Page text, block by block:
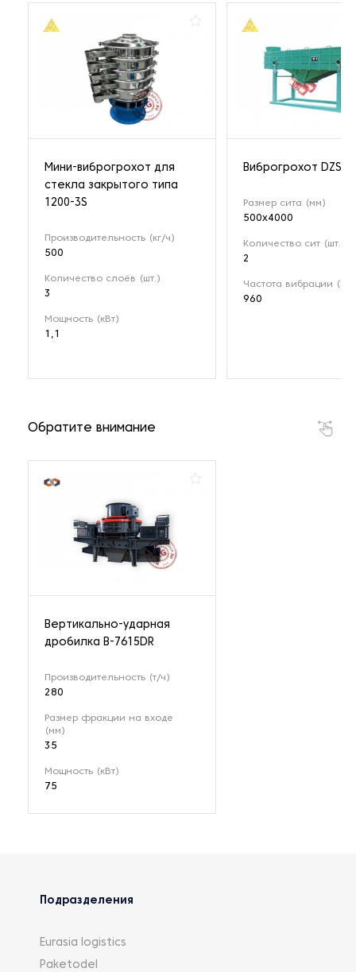
Мини-виброгрохот для
стекла закрытого типа
1200-3S
Производительность (кг/ч)
500
Количество слоёв (шт.)
3
Мощность (кВт)
1,1
Виброгрохот DZSF-
Размер сита (мм)
500х4000
Количество сит (шт.)
2
Частота вибрации
960
Обратите внимание
Вертикально-ударная
дробилка B-7615DR
Производительность (т/ч)
280
Размер фракции на входе
(мм)
35
Мощность (кВт)
75
Подразделения
Eurasia logistics
Paketodel